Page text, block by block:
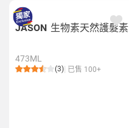
JASON 生物素天然護髮素
473ML
(3) 已售 100+